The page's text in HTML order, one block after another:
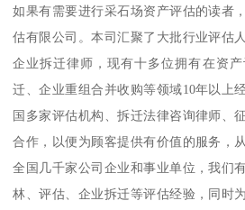
如果有需要进行采石场资产评估的读者
估有限公司。本司汇聚了大批行业评估
企业拆迁律师，现有十多位拥有在资
迁、企业重组合并收购等领域10年以上
国多家评估机构、拆迁法律咨询律师、
合作，以便为顾客提供有价值的服务，
全国几千家公司企业和事业单位，我们
林、评估、企业拆迁等评估经验，同时